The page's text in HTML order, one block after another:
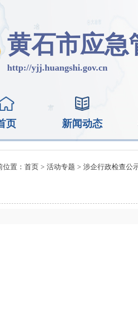
黄石市应急
http://yjj.huangshi.gov.cn
页 新闻动态
位置： 首页 > 活动专题 > 涉企行政检查公